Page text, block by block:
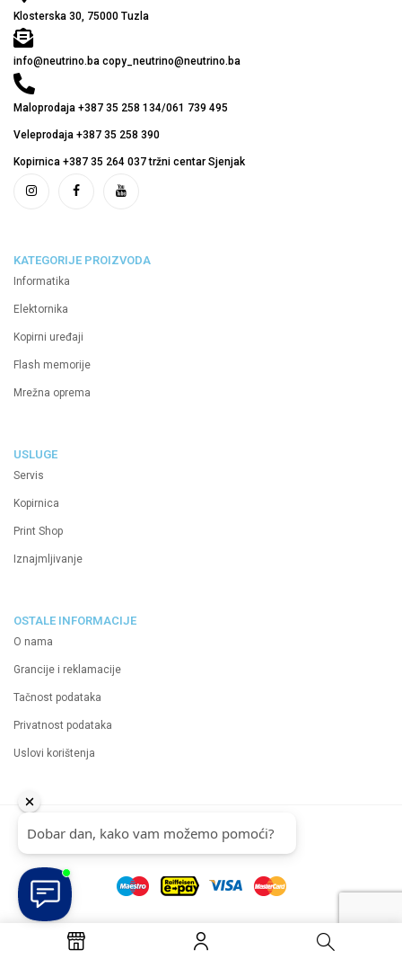
Klosterska 30, 75000 Tuzla
info@neutrino.ba copy_neutrino@neutrino.ba
Maloprodaja +387 35 258 134/061 739 495
Veleprodaja +387 35 258 390
Kopirnica +387 35 264 037 tržni centar Sjenjak
KATEGORIJE PROIZVODA
Informatika
Elektornika
Kopirni uređaji
Flash memorije
Mrežna oprema
USLUGE
Servis
Kopirnica
Print Shop
Iznajmljivanje
OSTALE INFORMACIJE
O nama
Grancije i reklamacije
Tačnost podataka
Privatnost podataka
Uslovi korištenja
2024 Neutrino d.o.o.